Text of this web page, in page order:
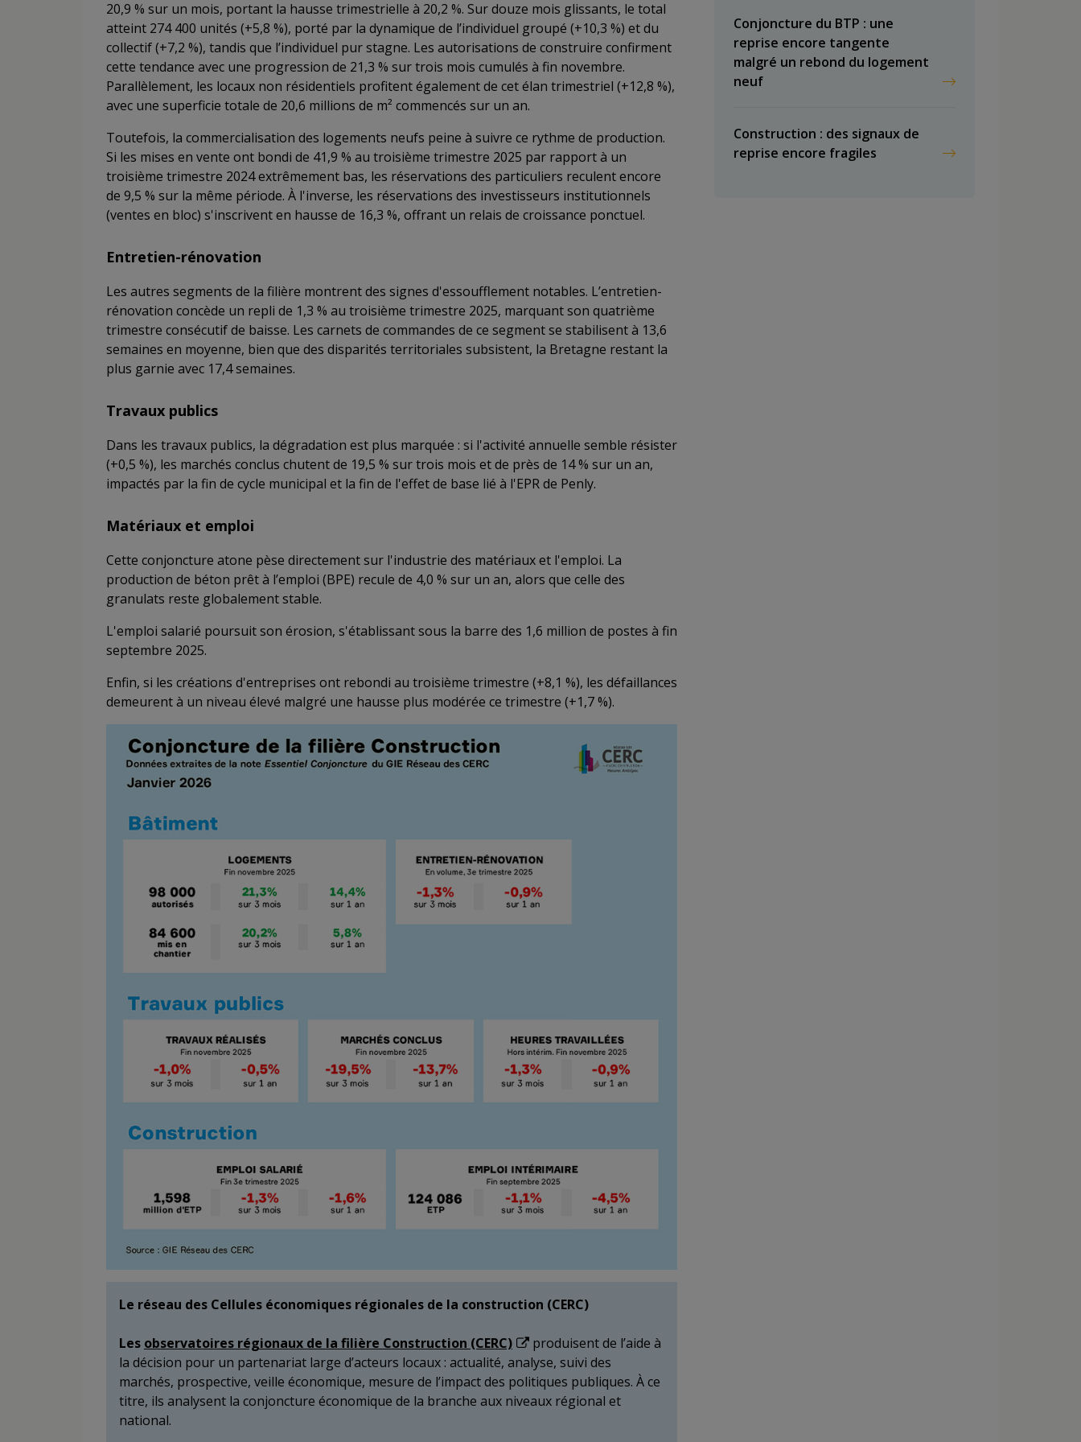
20,9 % sur un mois, portant la hausse trimestrielle à 20,2 %. Sur douze mois glissants, le total
atteint 274 400 unités (+5,8 %), porté par la dynamique de l’individuel groupé (+10,3 %) et du
collectif (+7,2 %), tandis que l’individuel pur stagne. Les autorisations de construire confirment
cette tendance avec une progression de 21,3 % sur trois mois cumulés à fin novembre.
Parallèlement, les locaux non résidentiels profitent également de cet élan trimestriel (+12,8 %),
avec une superficie totale de 20,6 millions de m² commencés sur un an.
Toutefois, la commercialisation des logements neufs peine à suivre ce rythme de production.
Si les mises en vente ont bondi de 41,9 % au troisième trimestre 2025 par rapport à un
troisième trimestre 2024 extrêmement bas, les réservations des particuliers reculent encore
de 9,5 % sur la même période. À l'inverse, les réservations des investisseurs institutionnels
(ventes en bloc) s'inscrivent en hausse de 16,3 %, offrant un relais de croissance ponctuel.
Entretien-rénovation
Les autres segments de la filière montrent des signes d'essoufflement notables. L’entretien-
rénovation concède un repli de 1,3 % au troisième trimestre 2025, marquant son quatrième
trimestre consécutif de baisse. Les carnets de commandes de ce segment se stabilisent à 13,6
semaines en moyenne, bien que des disparités territoriales subsistent, la Bretagne restant la
plus garnie avec 17,4 semaines.
Travaux publics
Dans les travaux publics, la dégradation est plus marquée : si l'activité annuelle semble résister
(+0,5 %), les marchés conclus chutent de 19,5 % sur trois mois et de près de 14 % sur un an,
impactés par la fin de cycle municipal et la fin de l'effet de base lié à l'EPR de Penly.
Matériaux et emploi
Cette conjoncture atone pèse directement sur l'industrie des matériaux et l'emploi. La
production de béton prêt à l’emploi (BPE) recule de 4,0 % sur un an, alors que celle des
granulats reste globalement stable.
L'emploi salarié poursuit son érosion, s'établissant sous la barre des 1,6 million de postes à fin
septembre 2025.
Enfin, si les créations d'entreprises ont rebondi au troisième trimestre (+8,1 %), les défaillances
demeurent à un niveau élevé malgré une hausse plus modérée ce trimestre (+1,7 %).
Le réseau des Cellules économiques régionales de la construction (CERC)
Les observatoires régionaux de la filière Construction (CERC)
produisent de l’aide à
la décision pour un partenariat large d’acteurs locaux : actualité, analyse, suivi des
marchés, prospective, veille économique, mesure de l’impact des politiques publiques. À ce
titre, ils analysent la conjoncture économique de la branche aux niveaux régional et
national.
Conjoncture du BTP : une
reprise encore tangente
malgré un rebond du logement
neuf
Construction : des signaux de
reprise encore fragiles